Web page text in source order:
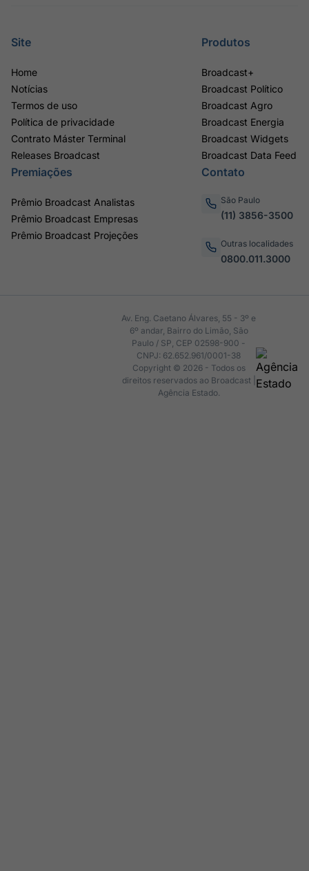
Site
Home
Notícias
Termos de uso
Política de privacidade
Contrato Máster Terminal
Releases Broadcast
Produtos
Broadcast+
Broadcast Político
Broadcast Agro
Broadcast Energia
Broadcast Widgets
Broadcast Data Feed
Premiações
Prêmio Broadcast Analistas
Prêmio Broadcast Empresas
Prêmio Broadcast Projeções
Contato
São Paulo
(11) 3856-3500
Outras localidades
0800.011.3000
Av. Eng. Caetano Álvares, 55 - 3º e
6º andar, Bairro do Limão, São
Paulo / SP, CEP 02598-900 -
CNPJ: 62.652.961/0001-38
Copyright © 2026 - Todos os
direitos reservados ao Broadcast |
Agência Estado.